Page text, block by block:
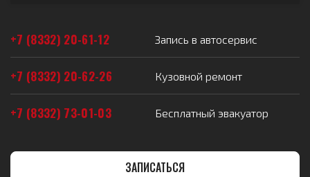
+7 (8332) 20-61-12 Запись в автосервис
+7 (8332) 20-62-26 Кузовной ремонт
+7 (8332) 73-01-03 Бесплатный эвакуатор
ЗАПИСАТЬСЯ